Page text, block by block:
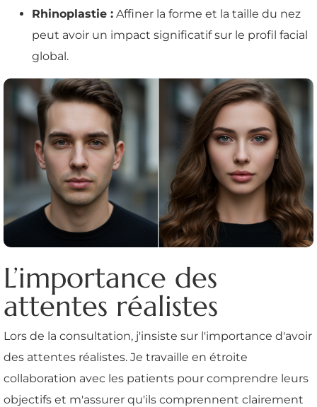
Rhinoplastie : Affiner la forme et la taille du nez
peut avoir un impact significatif sur le profil facial
global.
L’importance des
attentes réalistes
Lors de la consultation, j'insiste sur l'importance d'avoir
des attentes réalistes. Je travaille en étroite
collaboration avec les patients pour comprendre leurs
objectifs et m'assurer qu'ils comprennent clairement